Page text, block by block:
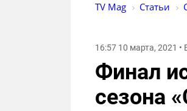
TV Mag Статьи
16:57 10 марта, 2021
Финал
сезона